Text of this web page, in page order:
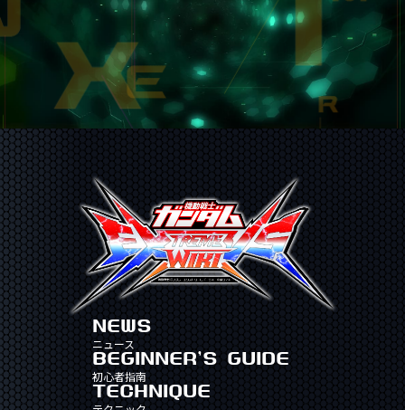
NEWS
ニュース
BEGINNER'S GUIDE
初心者指南
TECHNIQUE